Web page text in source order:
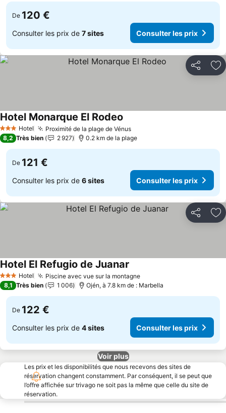
De 120 €
Consulter les prix de 7 sites Consulter les prix
Partager
3 ÉtoilesHotel Proximité de la plage de VénusConsulter les prix
Hotel Monarque El Rodeo
8,2 Très bien 2 927 0.2 km de la plage
De 121 €
Consulter les prix de 6 sites Consulter les prix
Partager
3 ÉtoilesHotel Piscine avec vue sur la montagneConsulter les prix
Hotel El Refugio de Juanar
8,1 Très bien 1 006 Ojén, à 7.8 km de : Marbella
De 122 €
Consulter les prix de 4 sites Consulter les prix
Voir plus
Les prix et les disponibilités que nous recevons des sites de
réservation changent constamment. Par conséquent, il se peut que
l’offre affichée sur trivago ne soit pas la même que celle du site de
réservation.